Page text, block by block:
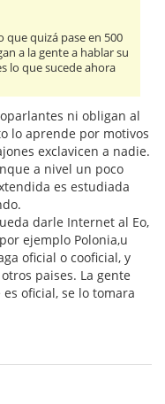
que quizá pase en 500
a la gente a hablar su
lo que sucede ahora
ni obligan al
lo aprende por motivos
exclavicen a nadie.
a nivel un poco
es estudiada
darle Internet al Eo,
ejemplo Polonia,u
oficial o cooficial, y
paises. La gente
oficial, se lo tomara